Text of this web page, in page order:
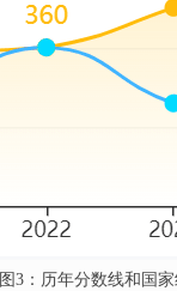
图3：历年分数线和国